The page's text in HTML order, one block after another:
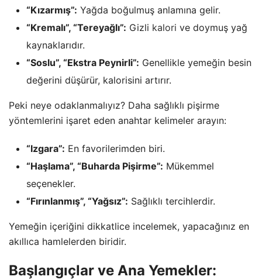
“Kızarmış”: Yağda boğulmuş anlamına gelir.
“Kremalı”, “Tereyağlı”: Gizli kalori ve doymuş yağ
kaynaklarıdır.
“Soslu”, “Ekstra Peynirli”: Genellikle yemeğin besin
değerini düşürür, kalorisini artırır.
Peki neye odaklanmalıyız? Daha sağlıklı pişirme
yöntemlerini işaret eden anahtar kelimeler arayın:
“Izgara”: En favorilerimden biri.
“Haşlama”, “Buharda Pişirme”: Mükemmel
seçenekler.
“Fırınlanmış”, “Yağsız”: Sağlıklı tercihlerdir.
Yemeğin içeriğini dikkatlice incelemek, yapacağınız en
akıllıca hamlelerden biridir.
Başlangıçlar ve Ana Yemekler: